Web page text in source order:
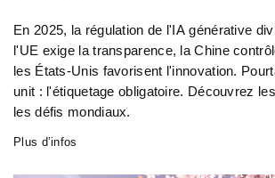
En 2025, la régulation de l'IA générative
l'UE exige la transparence, la Chine
les États-Unis favorisent l'innovation.
unit : l'étiquetage obligatoire. Découvrez
les défis mondiaux.
Plus d’infos